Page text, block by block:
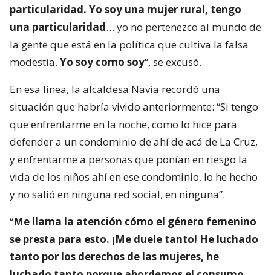
particularidad. Yo soy una mujer rural, tengo
una particularidad… yo no pertenezco al mundo de
la gente que está en la política que cultiva la falsa
modestia. Yo soy como soy“, se excusó.
En esa línea, la alcaldesa Navia recordó una
situación que habría vivido anteriormente: “Si tengo
que enfrentarme en la noche, como lo hice para
defender a un condominio de ahí de acá de La Cruz,
y enfrentarme a personas que ponían en riesgo la
vida de los niños ahí en ese condominio, lo he hecho
y no salió en ninguna red social, en ninguna”.
“Me llama la atención cómo el género femenino
se presta para esto. ¡Me duele tanto! He luchado
tanto por los derechos de las mujeres, he